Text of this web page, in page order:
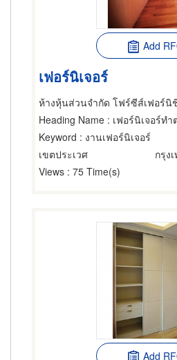
Add
เฟอร์นิเจอร์
ห้างหุ้นส่วนจำกัด โฟร์ซีส์เฟอร์นิ
Heading Name : เฟอร์นิเจอร์ทำ
Keyword : งานเฟอร์นิเจอร์
เขตประเวศ
กรุง
Views : 75 Time(s)
Add